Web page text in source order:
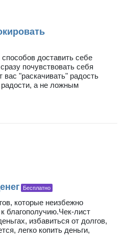
доставить себе
почувствовать себя
"раскачивать" радость
а не ложным
Бесплатно
которые неизбежно
благополучию.Чек-лист
избавиться от долгов,
легко копить деньги,